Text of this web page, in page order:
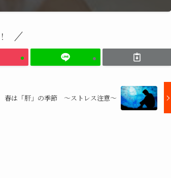
春は「肝」の季節 ～ストレス注意～